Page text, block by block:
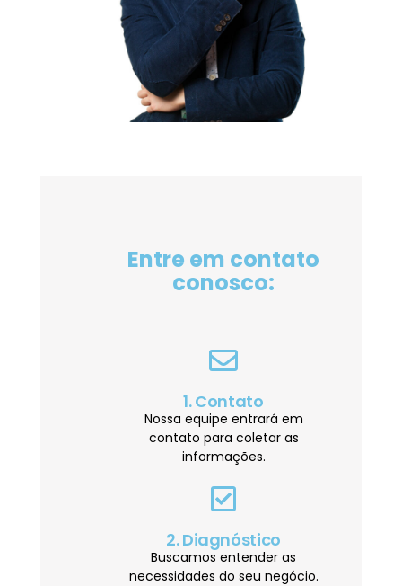
Entre em contato
conosco:
1. Contato
Nossa equipe entrará em
contato para coletar as
informações.
2. Diagnóstico
Buscamos entender as
necessidades do seu negócio.